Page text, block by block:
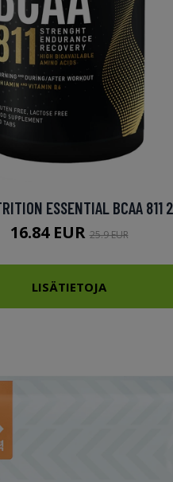
ESSENTIAL BCAA 811
16.84 EUR25.9 EUR
LISÄTIETOJA